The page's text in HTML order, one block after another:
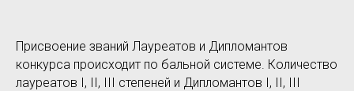
Присвоение званий Лауреатов и Дипломантов
конкурса происходит по бальной системе. Количество
лауреатов I, II, III степеней и Дипломантов I, II, III